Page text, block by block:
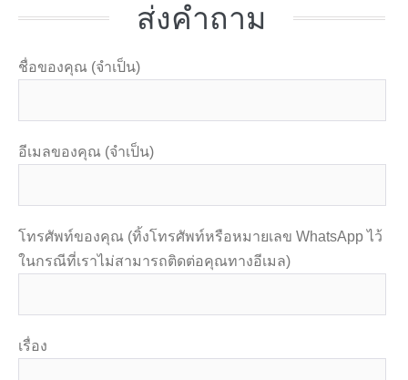
ส่งคำถาม
ชื่อของคุณ (จำเป็น)
อีเมลของคุณ (จำเป็น)
โทรศัพท์ของคุณ (ทิ้งโทรศัพท์หรือหมายเลข WhatsApp ไว้
ในกรณีที่เราไม่สามารถติดต่อคุณทางอีเมล)
เรื่อง